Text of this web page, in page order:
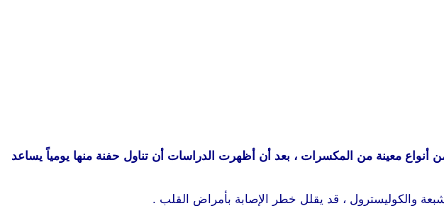
أنواع معينة من المكسرات ، بعد أن أظهرت الدراسات أن تناول حفنة منها يومياً يساعد
والكوليسترول ، قد يقلل خطر الإصابة بأمراض القلب .